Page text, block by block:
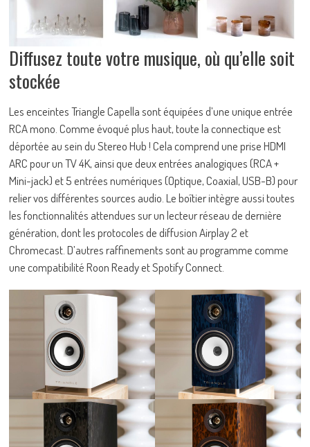
Diffusez toute votre musique, où qu’elle soit
stockée
Les enceintes Triangle Capella sont équipées d’une unique entrée
RCA mono. Comme évoqué plus haut, toute la connectique est
déportée au sein du Stereo Hub ! Cela comprend une prise HDMI
ARC pour un TV 4K, ainsi que deux entrées analogiques (RCA +
Mini-jack) et 5 entrées numériques (Optique, Coaxial, USB-B) pour
relier vos différentes sources audio. Le boîtier intègre aussi toutes
les fonctionnalités attendues sur un lecteur réseau de dernière
génération, dont les protocoles de diffusion Airplay 2 et
Chromecast. D’autres raffinements sont au programme comme
une compatibilité Roon Ready et Spotify Connect.